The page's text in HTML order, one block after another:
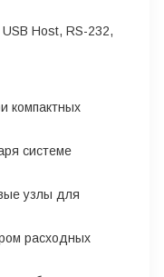
Host, RS-232,
компактных
системе
узлы для
расходных